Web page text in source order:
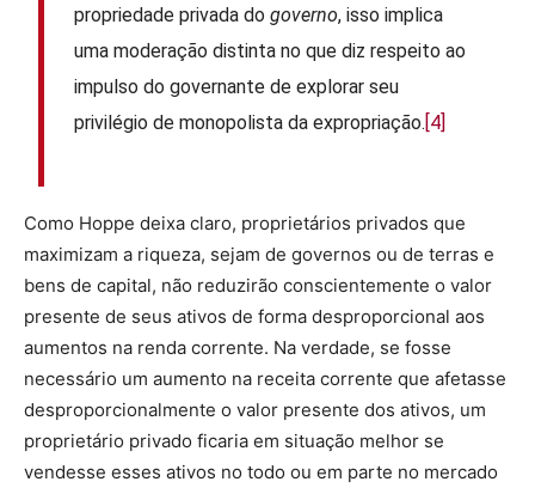
propriedade privada dogoverno, isso implica
uma moderação distinta no que diz respeito ao
impulso do governante de explorar seu
privilégio de monopolista da expropriação.[4]
Como Hoppe deixa claro, proprietários privados que
maximizam a riqueza, sejam de governos ou de terras e
bens de capital, não reduzirão conscientemente o valor
presente de seus ativos de forma desproporcional aos
aumentos na renda corrente. Na verdade, se fosse
necessário um aumento na receita corrente que afetasse
desproporcionalmente o valor presente dos ativos, um
proprietário privado ficaria em situação melhor se
vendesse esses ativos no todo ou em parte no mercado